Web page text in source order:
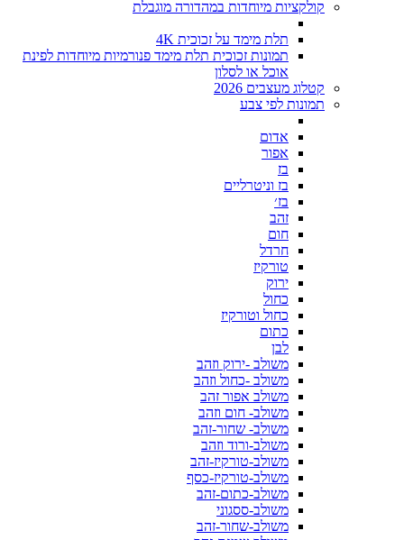
קולקציות מיוחדות במהדורה מוגבלת
תלת מימד על זכוכית 4K
תמונות זכוכית תלת מימד פנורמיות מיוחדות לפינת
אוכל או לסלון
קטלוג מעצבים 2026
תמונות לפי צבע
אדום
אפור
בז
בז וניטרליים
בז׳
זהב
חום
חרדל
טורקיז
ירוק
כחול
כחול וטורקיז
כתום
לבן
משולב -ירוק וזהב
משולב -כחול וזהב
משולב אפור זהב
משולב- חום וזהב
משולב- שחור-זהב
משולב-ורוד וזהב
משולב-טורקיז-זהב
משולב-טורקיז-כסף
משולב-כתום-זהב
משולב-ססגוני
משולב-שחור-זהב